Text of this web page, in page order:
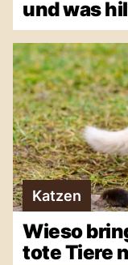
und was
Katzen
Wieso
tote Tiere